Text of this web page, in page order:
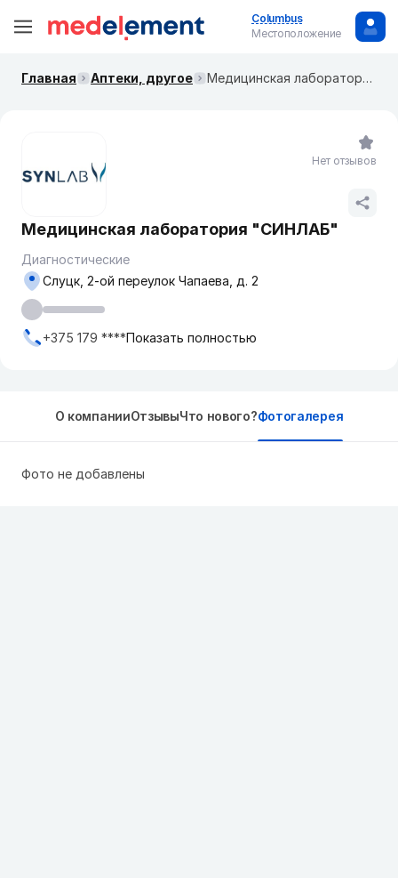
Columbus
Местоположение
Главная Аптеки, другое Медицинская лаборатория "СИНЛАБ"
Медицинская лаборатория "СИНЛАБ"
Диагностические
Слуцк, 2-ой переулок Чапаева, д. 2
+375 179 ****Показать полностью
Нет отзывов
О компанииОтзывыЧто нового?Фотогалерея
Фото не добавлены